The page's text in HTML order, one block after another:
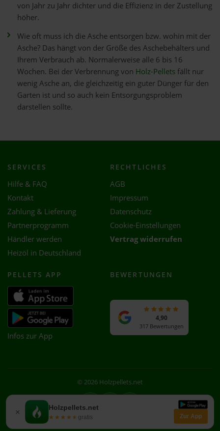
von Jahr zu Jahr dichter und die Effizienz in der Zustellung
höher.
Wie oft muss ich die Asche entsorgen bzw. wohin mit der
Asche? Das hängt von der Größe des Aschebehälters und
Ihrem Verbrauch ab. Normalerweise alle 6 bis 16
Wochen. Bei der Verbrennung von Holz-Pelletsfällt nur
wenig Asche an, die gleichzeitig ein guter Dünger für den
Garten ist und so auch kein Entsorgungsproblem
darstellen sollte.
× Holzpellets.net
★★★★★
★★★★★ gratis Zur App
SERVICES
Hilfe & FAQ
Kontakt
Zahlung & Lieferung
Partnerprogramm
Händler werden
Heizöl in Deutschland
RECHTLICHES
AGB
Impressum
Datenschutz
Cookie-Einstellungen
Vertrag widerrufen
PELLETS APP
Infos zur App
BEWERTUNGEN
4,90
317 Bewertungen
© 2026 Holzpellets.net
Facebook